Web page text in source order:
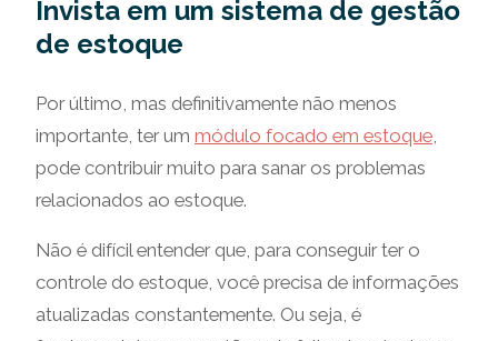
Invista em um sistema de gestão
de estoque
Por último, mas definitivamente não menos
importante, ter um módulo focado em estoque
pode contribuir muito para sanar os problemas
relacionados ao estoque.
Não é difícil entender que, para conseguir ter o
controle do estoque, você precisa de informações
atualizadas constantemente. Ou seja, é